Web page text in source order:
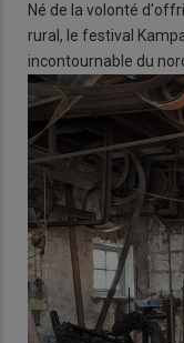
Né de la volonté
rural, le festival
incontournable du